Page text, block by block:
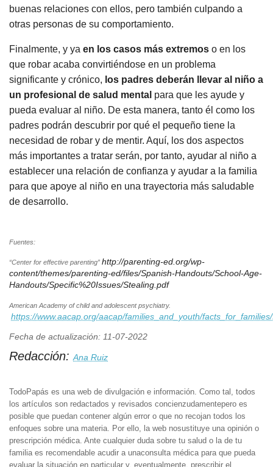
buenas relaciones con ellos, pero también culpando a
otras personas de su comportamiento.
Finalmente, y ya en los casos más extremos o en los
que robar acaba convirtiéndose en un problema
significante y crónico, los padres deberán llevar al niño a
un profesional de salud mental para que les ayude y
pueda evaluar al niño. De esta manera, tanto él como los
padres podrán descubrir por qué el pequeño tiene la
necesidad de robar y de mentir. Aquí, los dos aspectos
más importantes a tratar serán, por tanto, ayudar al niño a
establecer una relación de confianza y ayudar a la familia
para que apoye al niño en una trayectoria más saludable
de desarrollo.
Fuentes:
“Center for effective parenting” http://parenting-ed.org/wp-
content/themes/parenting-ed/files/Spanish-Handouts/School-Age-
Handouts/Specific%20Issues/Stealing.pdf
American Academy of child and adolescent psychiatry.
https://www.aacap.org/aacap/families_and_youth/
Fecha de actualización: 11-07-2022
Redacción: Ana Ruiz
TodoPapás es una web de divulgación e información. Como tal, todos
los artículos son redactados y revisados concienzudamentepero es
posible que puedan contener algún error o que no recojan todos los
enfoques sobre una materia. Por ello, la web nosustituye una opinión o
prescripción médica. Ante cualquier duda sobre tu salud o la de tu
familia es recomendable acudir a unaconsulta médica para que pueda
evaluar la situación en particular y, eventualmente, prescribir el